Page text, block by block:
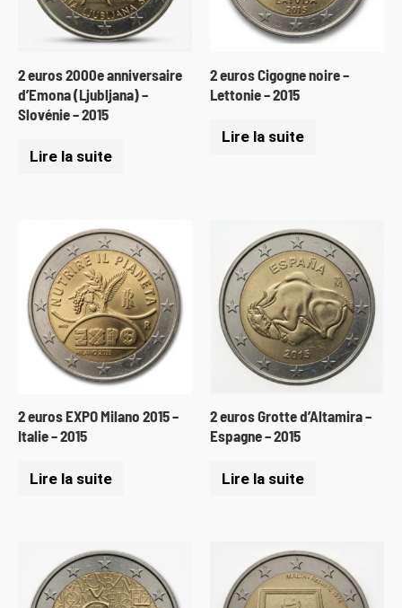
2 euros 2000e anniversaire
d’Emona (Ljubljana) –
Slovénie – 2015
Lire la suite
2 euros Cigogne noire –
Lettonie – 2015
Lire la suite
2 euros EXPO Milano 2015 –
Italie – 2015
Lire la suite
2 euros Grotte d’Altamira –
Espagne – 2015
Lire la suite